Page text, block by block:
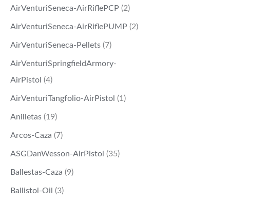
AirVenturiSeneca-AirRiflePCP (2)
AirVenturiSeneca-AirRiflePUMP (2)
AirVenturiSeneca-Pellets (7)
AirVenturiSpringfieldArmory-
AirPistol (4)
AirVenturiTangfolio-AirPistol (1)
Anilletas (19)
Arcos-Caza (7)
ASGDanWesson-AirPistol (35)
Ballestas-Caza (9)
Ballistol-Oil (3)